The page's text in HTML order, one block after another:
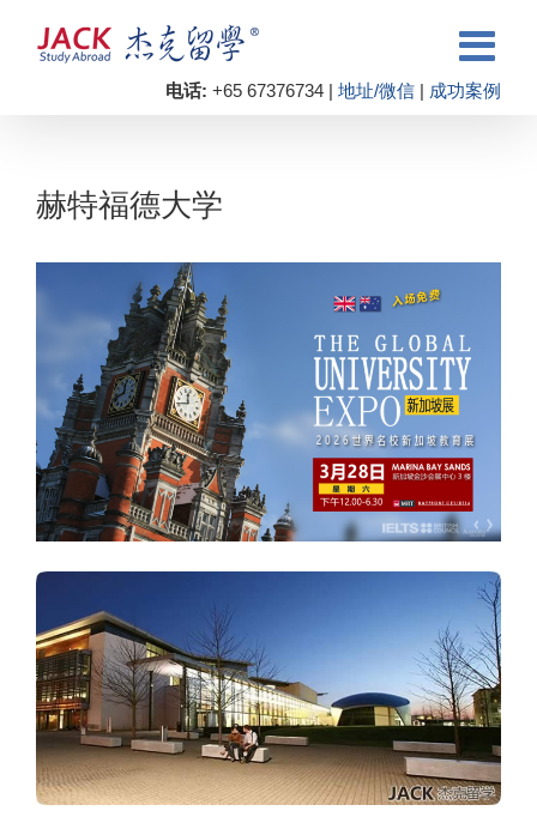
电话: +65 67376734 | 地址/微信 | 成功案例
赫特福德大学